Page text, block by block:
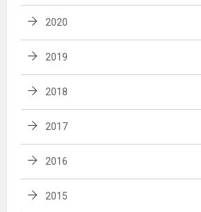
2020
2019
2018
2017
2016
2015